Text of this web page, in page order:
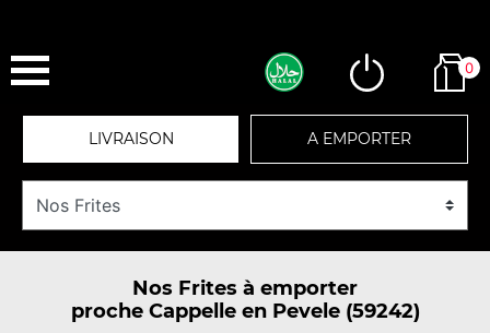
0
LIVRAISON A EMPORTER
Nos Frites à emporter
proche Cappelle en Pevele (59242)